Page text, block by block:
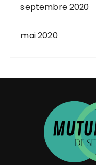
septembre 2020
mai 2020